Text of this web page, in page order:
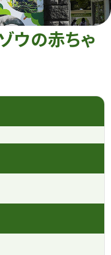
プラン
東山動植物園
への支援
教育
ウの赤ちゃ